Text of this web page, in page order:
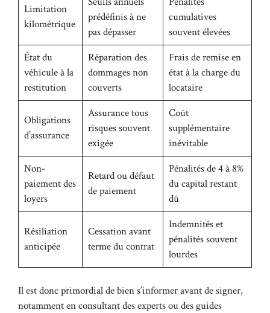
Limitation
kilométrique
prédéfinis à ne
pas dépasser
cumulatives
souvent élevées
État du
véhicule à la
restitution
Réparation des
dommages non
couverts
Frais de remise en
état à la charge du
locataire
Obligations
d’assurance
Assurance tous
risques souvent
exigée
Coût
supplémentaire
inévitable
Non-
paiement des
loyers
Retard ou défaut
de paiement
Pénalités de 4 à 8%
du capital restant
dû
Résiliation
anticipée
Cessation avant
terme du contrat
Indemnités et
pénalités souvent
lourdes
Il est donc primordial de bien s’informer avant de signer,
notamment en consultant des experts ou des guides